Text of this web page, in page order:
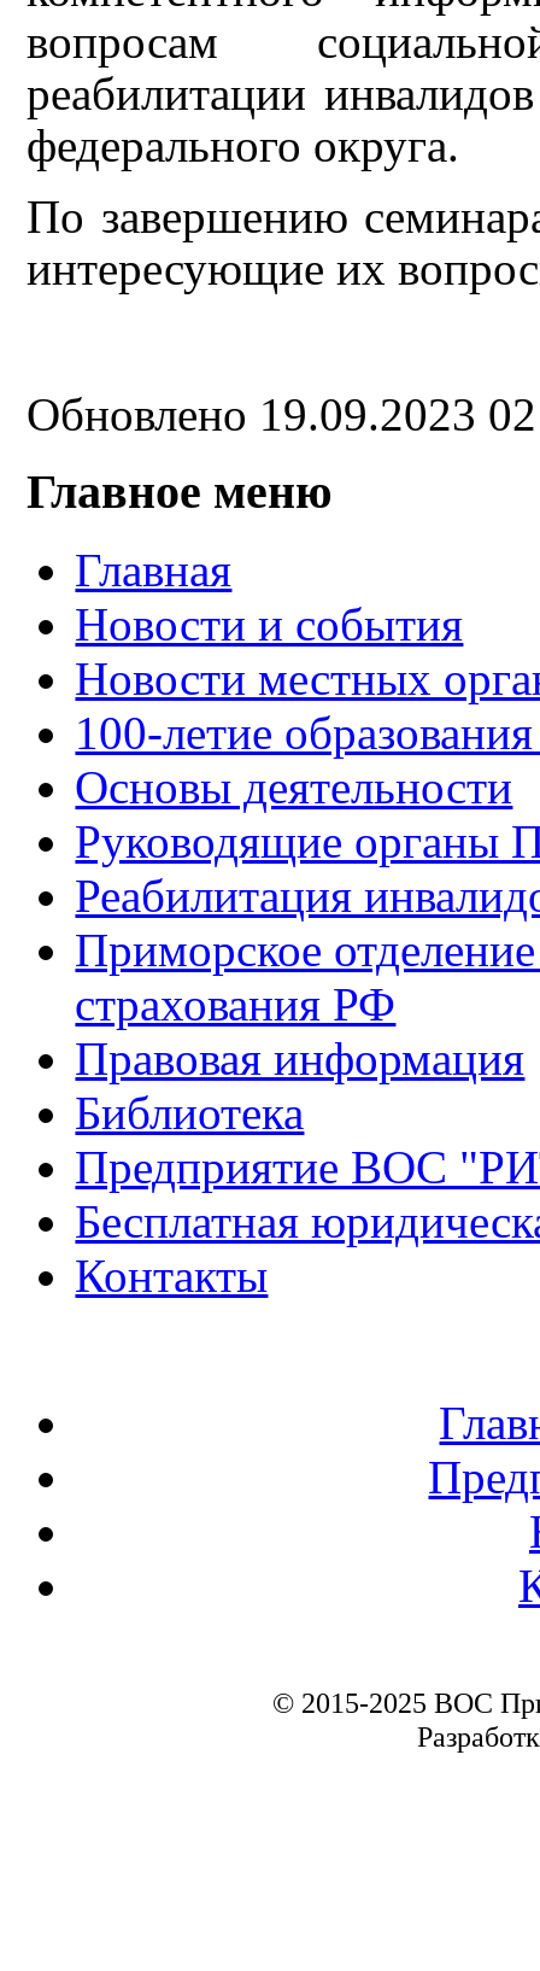
вопросам
реабилитации
федерального округа.
По завершению
интересующие их
Обновлено 19.09.2023
Главное меню
Главная
Новости и события
Новости местных
100-летие
Основы деятельности
Руководящие органы
Реабилитация
Приморское
страхования РФ
Правовая информация
Библиотека
Предприятие ВОС
Бесплатная
Контакты
© 2015-2025 ВОС